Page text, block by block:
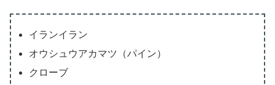
イランイラン
オウシュウアカマツ（パイン）
クローブ